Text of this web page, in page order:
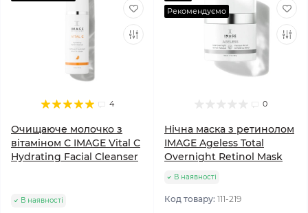
4
Очищаюче молочко з
вітаміном С IMAGE Vital C
Hydrating Facial Cleanser
В наявності
Рекомендуємо
0
Нічна маска з ретинолом
IMAGE Ageless Total
Overnight Retinol Mask
В наявності
Код товару: 111-219